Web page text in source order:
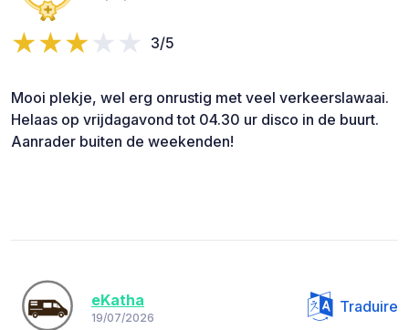
3/5
Mooi plekje, wel erg onrustig met veel verkeerslawaai.
Helaas op vrijdagavond tot 04.30 ur disco in de buurt.
Aanrader buiten de weekenden!
eKatha
19/07/2026
Traduire